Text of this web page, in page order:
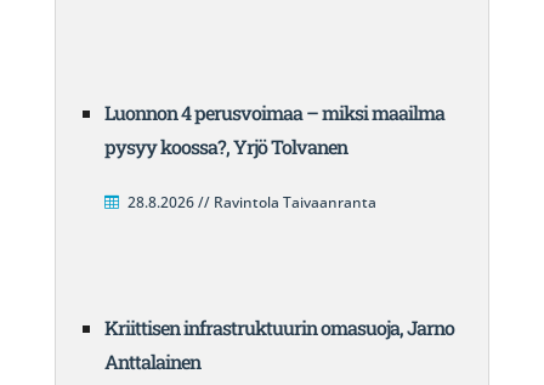
Luonnon 4 perusvoimaa – miksi maailma
pysyy koossa?, Yrjö Tolvanen
28.8.2026 // Ravintola Taivaanranta
Kriittisen infrastruktuurin omasuoja, Jarno
Anttalainen